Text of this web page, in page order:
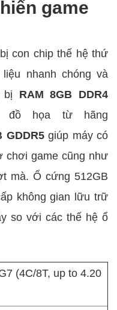
game
con chip thế hệ thứ
nhanh chóng và
bị RAM 8GB DDR4
đồ họa từ hãng
GDDR5giúp máy có
chơi game cũng như
mà. Ổ cứng 512GB
không gian lữu trữ
so với các thế hệ ổ
(4C/8T, up to 4.20